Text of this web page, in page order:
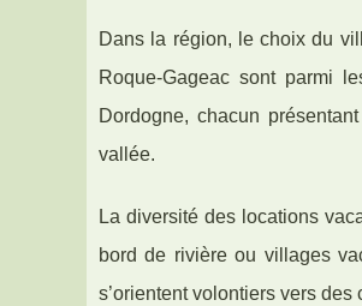
Dans la région, le choix du
Roque-Gageac sont parmi
Dordogne, chacun
vallée.
La diversité des locations
bord de rivière ou villages
s’orientent volontiers vers